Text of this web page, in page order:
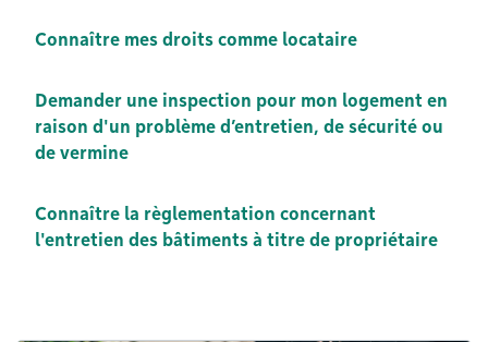
Connaître mes droits comme locataire
Demander une inspection pour mon logement en
raison d'un problème d’entretien, de sécurité ou
de vermine
Connaître la règlementation concernant
l'entretien des bâtiments à titre de propriétaire